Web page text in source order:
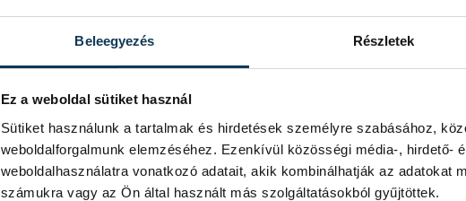
Beleegyezés Részletek
Ez a weboldal sütiket használ
Sütiket használunk a tartalmak és hirdetések személyre szabásához,
weboldalforgalmunk elemzéséhez. Ezenkívül közösségi média-, hirdető-
weboldalhasználatra vonatkozó adatait, akik kombinálhatják az adatokat
számukra vagy az Ön által használt más szolgáltatásokból gyűjtöttek.